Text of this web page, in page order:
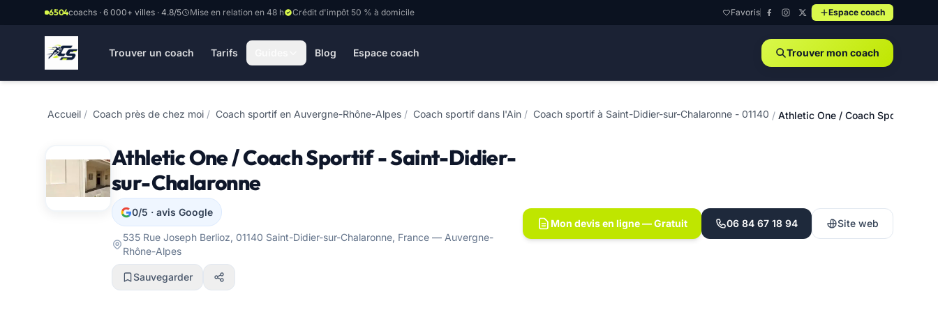
Aller au contenu principal
6504coachs · 6 000+ villes · 4.8/5 Mise en relation en 48 h Crédit d'impôt 50 % à domicile Favoris Espace coach
Trouver un coach Tarifs Blog Espace coach Trouver mon coach
Accueil / Coach près de chez moi / Coach sportif en Auvergne-Rhône-Alpes / Coach sportif dans l'Ain / Coach sportif à Saint-Didier-sur-Chalaronne - 01140 / Athletic One / Coach Sportif -
Athletic One / Coach Sportif - Saint-Didier-
sur-Chalaronne
0/5 · avis Google
535 Rue Joseph Berlioz, 01140 Saint-Didier-sur-Chalaronne, France — Auvergne-
Rhône-Alpes
Sauvegarder
Mon devis en ligne — Gratuit 06 84 67 18 94 Site web